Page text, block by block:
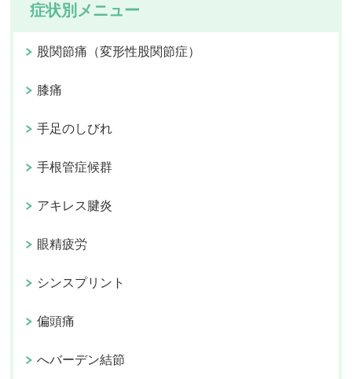
症状別メニュー
股関節痛（変形性股関節症）
膝痛
手足のしびれ
手根管症候群
アキレス腱炎
眼精疲労
シンスプリント
偏頭痛
へバーデン結節